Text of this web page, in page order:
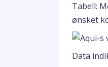
Tabell:
ønsket
Data